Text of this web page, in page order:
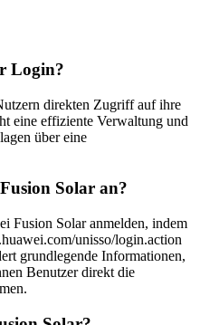
Login?
direkten Zugriff auf ihre
eine effiziente Verwaltung und
über eine
Solar an?
Fusion Solar anmelden, indem
unisso/login.action
grundlegende Informationen,
Benutzer direkt die